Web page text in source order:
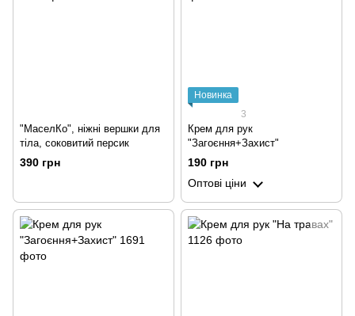
"МаселКо", ніжні вершки для
тіла, соковитий персик
390 грн
Новинка
3
Крем для рук
"Загоєння+Захист"
190 грн
Оптові ціни